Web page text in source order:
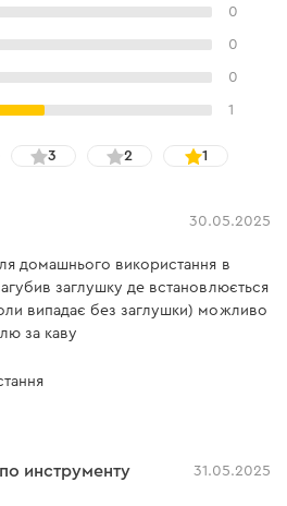
0
0
0
1
3 2 1
30.05.2025
домашнього використання в
заглушку де встановлюється
випадає без заглушки) можливо
за каву
инструменту 31.05.2025